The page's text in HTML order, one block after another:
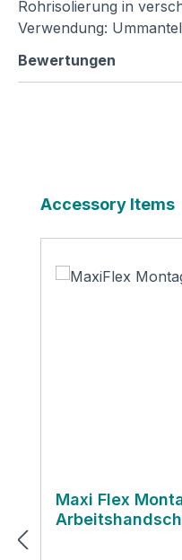
Rohrisolierung in
Verwendung:
Bewertungen
Produktgalerie
Accessory Items
Maxi Flex